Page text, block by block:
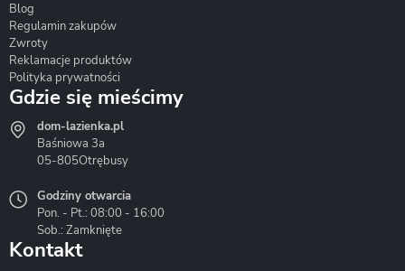
Hydrostop
Liveno
Blog
Regulamin zakupów
Zwroty
Reklamacje produktów
Polityka prywatności
Gdzie się mieścimy
dom-lazienka.pl
Baśniowa 3a
05-805Otrębusy
Godziny otwarcia
Pon. - Pt.: 08:00 - 16:00
Sob.: Zamknięte
Kontakt